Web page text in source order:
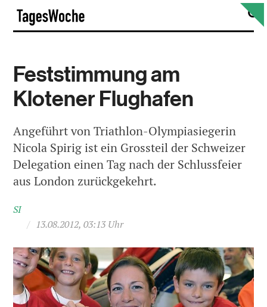
Skip
content
Feststimmung am
Klotener Flughafen
Angeführt von Triathlon-Olympiasiegerin
Nicola Spirig ist ein Grossteil der Schweizer
Delegation einen Tag nach der Schlussfeier
aus London zurückgekehrt.
SI
/ 13.08.2012, 03:13 Uhr